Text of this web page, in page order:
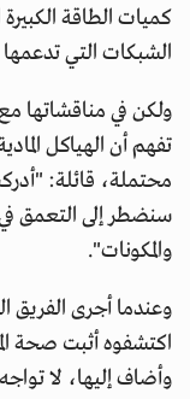
كميات الطاقة الكبيرة
الشبكات التي تدعمها
ولكن في مناقشاتها
تفهم أن الهياكل
محتملة، قائلة:
سنضطر إلى التعمق
والمكونات".
وعندما أجرى الفريق
اكتشفوه أثبت صحة
وأضاف إليها، لا